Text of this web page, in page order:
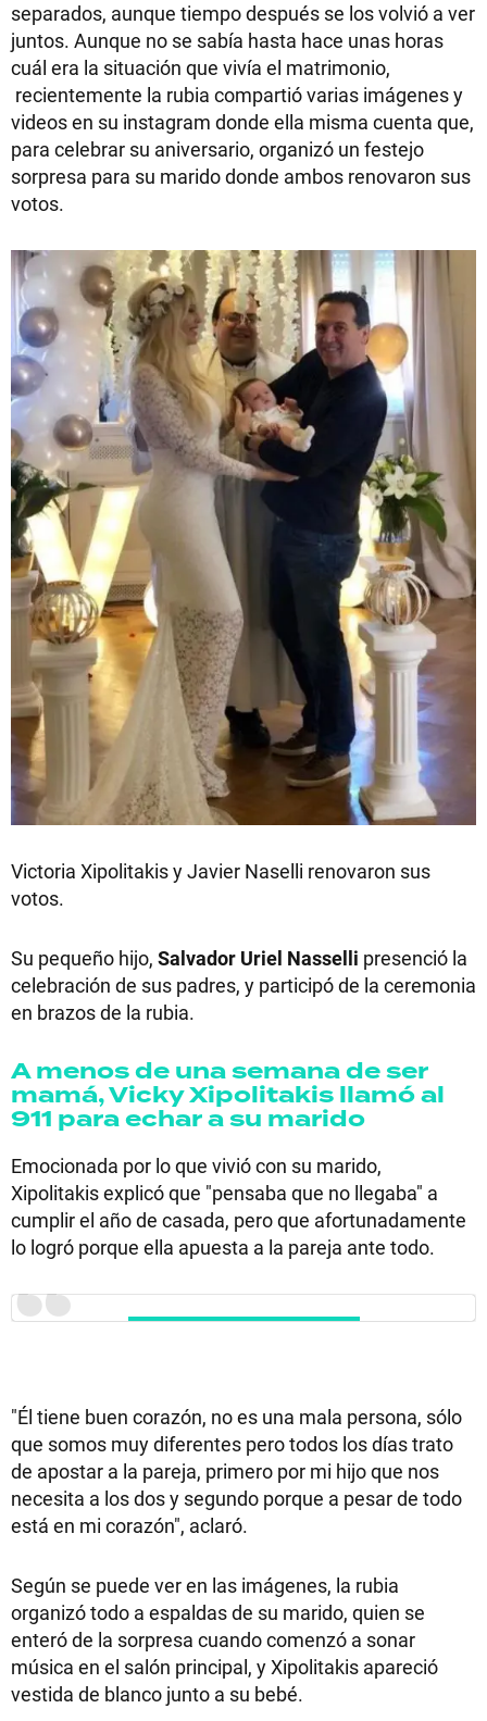
separados, aunque tiempo después se los volvió a ver
juntos. Aunque no se sabía hasta hace unas horas
cuál era la situación que vivía el matrimonio,
recientemente la rubia compartió varias imágenes y
videos en su instagram donde ella misma cuenta que,
para celebrar su aniversario, organizó un festejo
sorpresa para su marido donde ambos renovaron sus
votos.
Victoria Xipolitakis y Javier Naselli renovaron sus
votos.
Su pequeño hijo, Salvador Uriel Nasselli presenció la
celebración de sus padres, y participó de la ceremonia
en brazos de la rubia.
A menos de una semana de ser
mamá, Vicky Xipolitakis llamó al
911 para echar a su marido
Emocionada por lo que vivió con su marido,
Xipolitakis explicó que "pensaba que no llegaba" a
cumplir el año de casada, pero que afortunadamente
lo logró porque ella apuesta a la pareja ante todo.
"Él tiene buen corazón, no es una mala persona, sólo
que somos muy diferentes pero todos los días trato
de apostar a la pareja, primero por mi hijo que nos
necesita a los dos y segundo porque a pesar de todo
está en mi corazón", aclaró.
Según se puede ver en las imágenes, la rubia
organizó todo a espaldas de su marido, quien se
enteró de la sorpresa cuando comenzó a sonar
música en el salón principal, y Xipolitakis apareció
vestida de blanco junto a su bebé.